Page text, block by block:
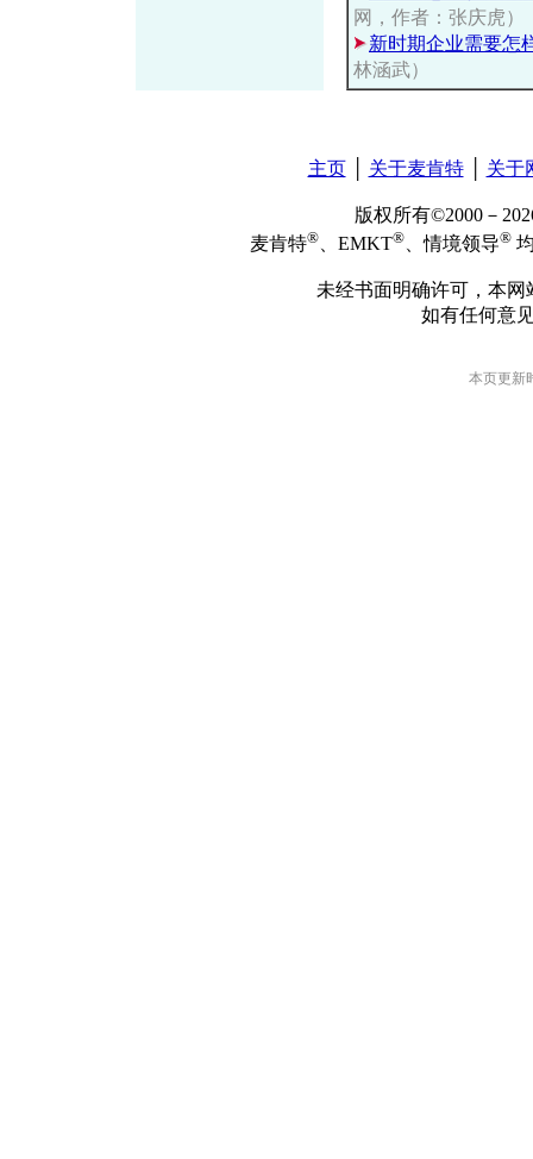
网，作者：张庆虎）
新时期企业需要怎
林涵武）
主页│ 关于麦肯特│ 关于
版权所有©2000－
麦肯特® 、EMKT® 、情境领导®
未经书面明确许可，本
如有任何意
本页更新